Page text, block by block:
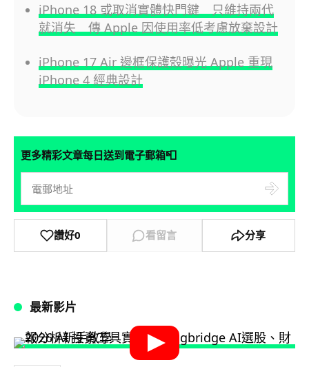
iPhone 18 或取消實體快門鍵 只維持兩代
就消失 傳 Apple 因使用率低考慮放棄設計
iPhone 17 Air 邊框保護殼曝光 Apple 重現
iPhone 4 經典設計
更多精彩文章每日送到電子郵箱📮
讚好0 看留言 分享
最新影片